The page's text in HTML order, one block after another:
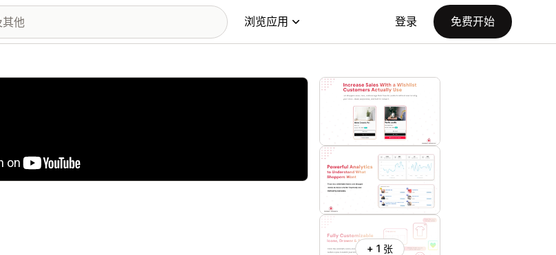
浏览应用 登录 免费开始
+ 1 张